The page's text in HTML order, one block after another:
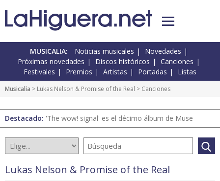
MUSICALIA: Noticias musicales
Novedades
Próximas novedades
Discos históricos
Canciones
Festivales
Premios Artistas Portadas Listas
Musicalia > Lukas Nelson & Promise of the Real > Canciones
Destacado: 'The wow! signal' es el décimo álbum de Muse
Lukas Nelson & Promise of the Real